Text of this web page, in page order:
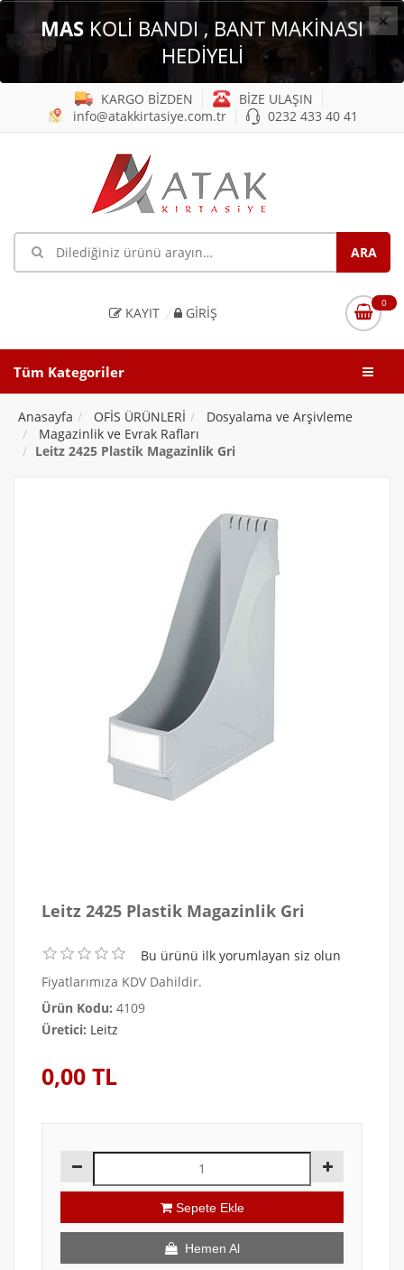
×
MAS KOLİ BANDI , BANT MAKİNASI
HEDİYELİ
KARGO BİZDEN
BİZE ULAŞIN
info@atakkirtasiye.com.tr
0232 433 40 41
KAYIT GIRIŞ
0
Tüm Kategoriler
Anasayfa OFİS ÜRÜNLERİ
Dosyalama ve Arşivleme
Magazinlik ve Evrak Rafları
Leitz 2425 Plastik Magazinlik Gri
Leitz 2425 Plastik Magazinlik Gri
Bu ürünü ilk yorumlayan siz olun
Fiyatlarımıza KDV Dahildir.
Ürün Kodu: 4109
Üretici: Leitz
0,00 TL
Sepete Ekle
Hemen Al